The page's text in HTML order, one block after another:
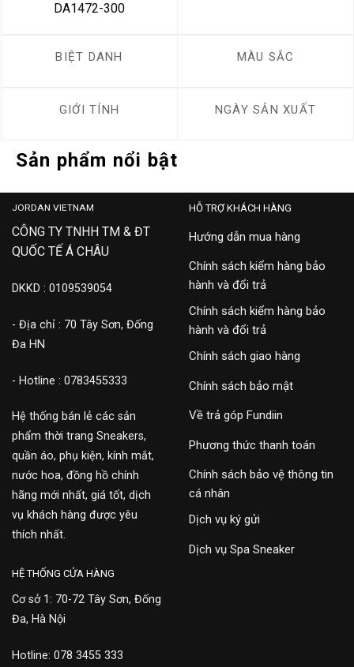
DA1472-300
BIỆT DANH MÀU SẮC
GIỚI TÍNH NGÀY SẢN XUẤT
Sản phẩm nổi bật
JORDAN VIETNAM
CÔNG TY TNHH TM & ĐT
QUỐC TẾ Á CHÂU
DKKD : 0109539054
- Địa chỉ : 70 Tây Sơn, Đống
Đa HN
- Hotline : 0783455333
Hệ thống bán lẻ các sản
phẩm thời trang Sneakers,
quần áo, phụ kiện, kính mắt,
nước hoa, đồng hồ chính
hãng mới nhất, giá tốt, dịch
vụ khách hàng được yêu
thích nhất.
HỖ TRỢ KHÁCH HÀNG
Hướng dẫn mua hàng
Chính sách kiểm hàng bảo
hành và đổi trả
Chính sách kiểm hàng bảo
hành và đổi trả
Chính sách giao hàng
Chính sách bảo mật
Về trả góp Fundiin
Phương thức thanh toán
Chính sách bảo vệ thông tin
cá nhân
Dịch vụ ký gửi
Dịch vụ Spa Sneaker
HỆ THỐNG CỬA HÀNG
Cơ sở 1: 70-72 Tây Sơn, Đống
Đa, Hà Nội
Hotline: 078 3455 333